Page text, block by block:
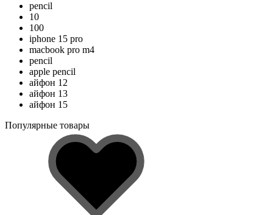
pencil
10
100
iphone 15 pro
macbook pro m4
pencil
apple pencil
айфон 12
айфон 13
айфон 15
Популярные товары